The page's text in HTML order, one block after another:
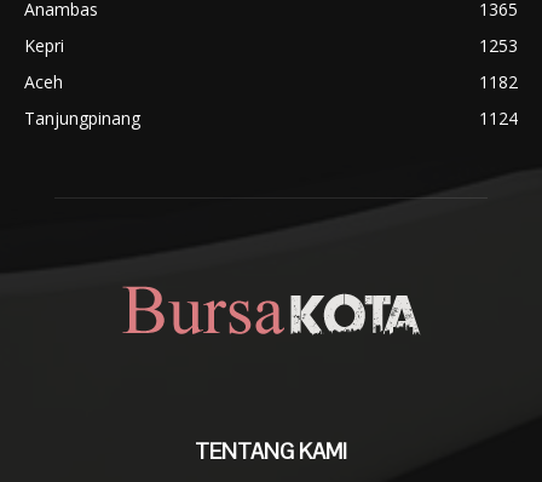
Anambas
1365
Kepri
1253
Aceh
1182
Tanjungpinang
1124
TENTANG KAMI